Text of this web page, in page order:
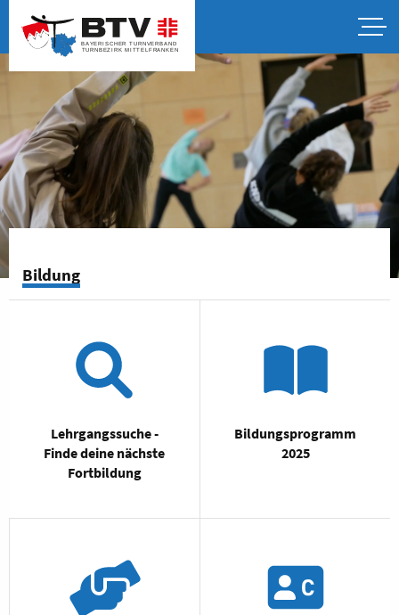
Bildung
Lehrgangssuche -
Finde deine nächste
Fortbildung
Bildungsprogramm
2025